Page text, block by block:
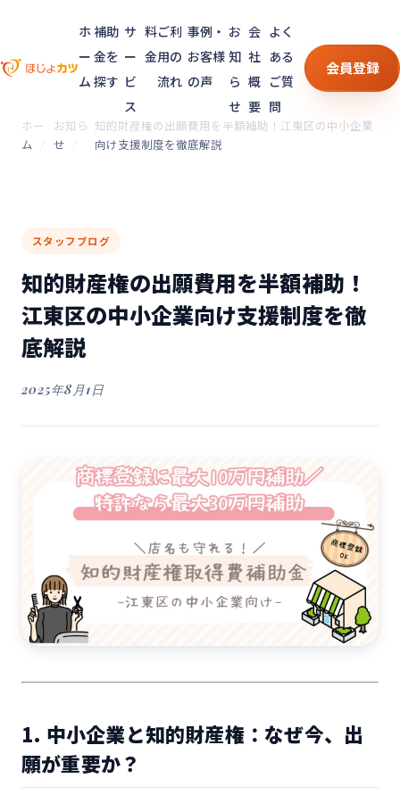
ホ
ー
ム
補助
金を
探す
サ
ー
ビ
ス
料
金
ご利
用の
流れ
事例・
お客様
の声
お
知
ら
せ
会
社
概
要
よく
ある
ご質
問
会員登録
ホー
ム
お知ら
せ
知的財産権の出願費用を半額補助！江東区の中小企業
向け支援制度を徹底解説
スタッフブログ
知的財産権の出願費用を半額補助！
江東区の中小企業向け支援制度を徹
底解説
2025年8月1日
1. 中小企業と知的財産権：なぜ今、出
願が重要か？